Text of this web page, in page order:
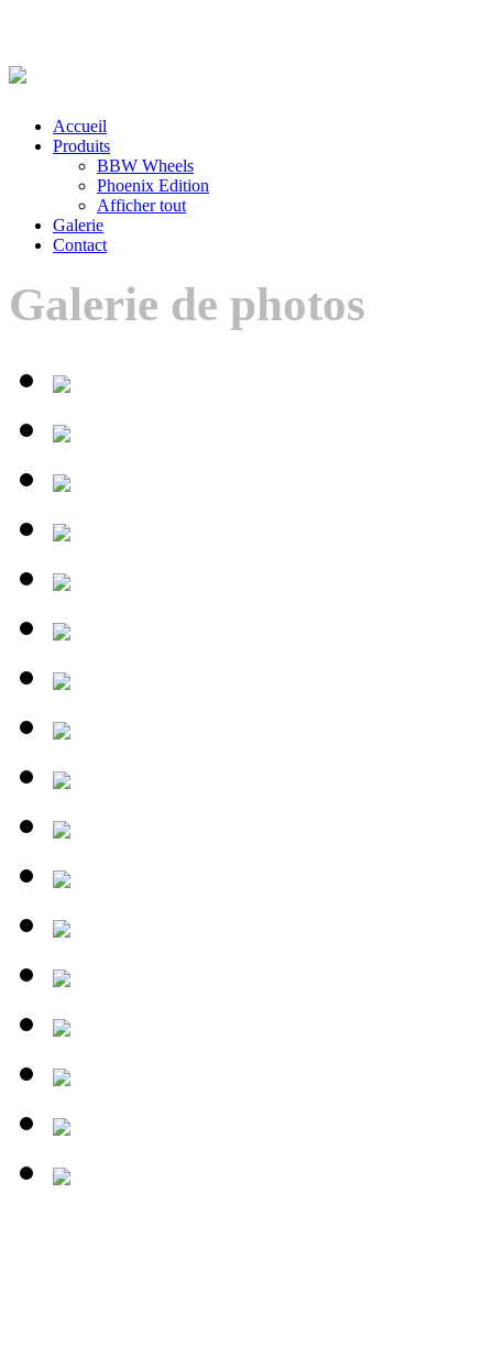
Accueil
Produits
BBW Wheels
Phoenix Edition
Afficher tout
Galerie
Contact
Galerie de photos